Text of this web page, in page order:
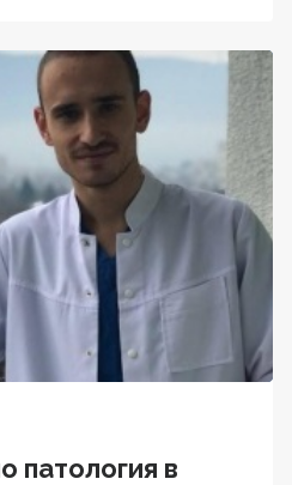
патология в